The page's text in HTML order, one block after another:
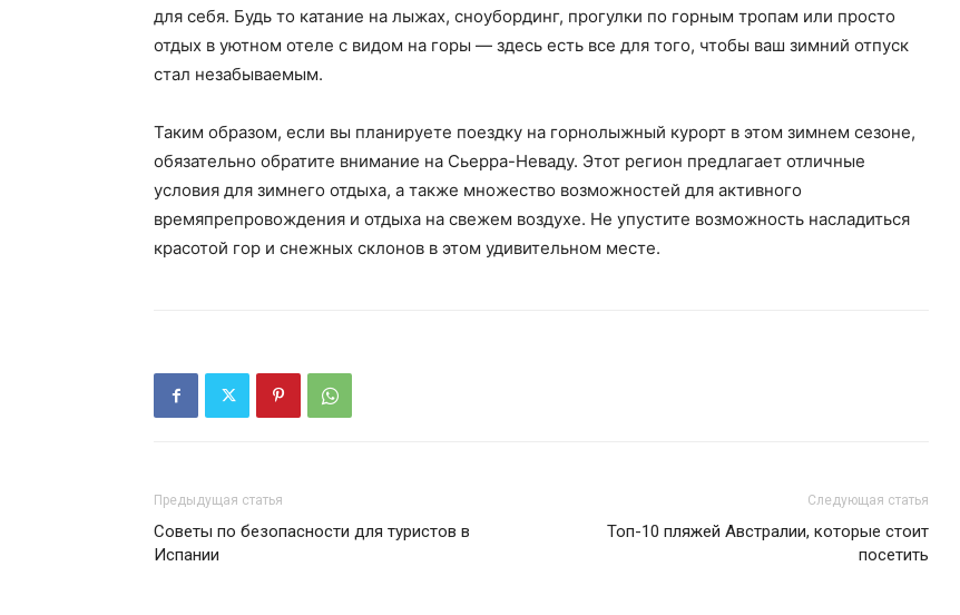
для себя. Будь то катание на лыжах, сноубординг, прогулки по горным тропам или просто
отдых в уютном отеле с видом на горы — здесь есть все для того, чтобы ваш зимний отпуск
стал незабываемым.
Таким образом, если вы планируете поездку на горнолыжный курорт в этом зимнем сезоне,
обязательно обратите внимание на Сьерра-Неваду. Этот регион предлагает отличные
условия для зимнего отдыха, а также множество возможностей для активного
времяпрепровождения и отдыха на свежем воздухе. Не упустите возможность насладиться
красотой гор и снежных склонов в этом удивительном месте.
Предыдущая статья
Советы по безопасности для туристов в
Испании
Следующая статья
Топ-10 пляжей Австралии, которые стоит
посетить